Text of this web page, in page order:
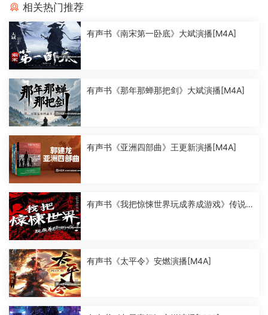
相关热门推荐
有声书《南宋第一卧底》大斌演播[M4A]
有声书《那年那蝉那把剑》大斌演播[M4A]
有声书《亚洲四部曲》王更新演播[M4A]
有声书《我把惊悚世界玩成养成游戏》传说
有声书《太平令》安燃演播[M4A]